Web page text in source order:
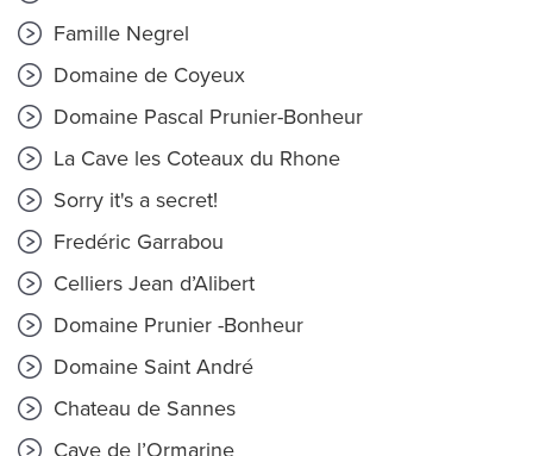
Famille Negrel
Domaine de Coyeux
Domaine Pascal Prunier-Bonheur
La Cave les Coteaux du Rhone
Sorry it's a secret!
Fredéric Garrabou
Celliers Jean d’Alibert
Domaine Prunier -Bonheur
Domaine Saint André
Chateau de Sannes
Cave de l’Ormarine